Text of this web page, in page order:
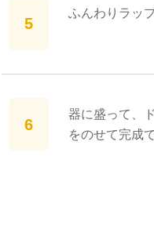
ふんわりラッ
器に盛って、
をのせて完成で